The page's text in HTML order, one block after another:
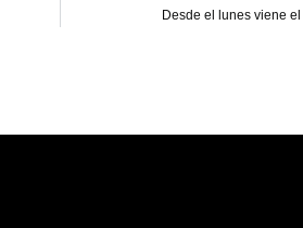
Desde el lunes viene